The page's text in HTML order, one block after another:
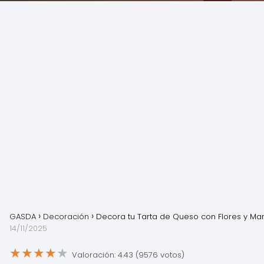
GASDA Decoración
Decora tu Tarta de Queso con Flores y
14/11/2025
★★★★★ Valoración: 4.43 (9576 votos)